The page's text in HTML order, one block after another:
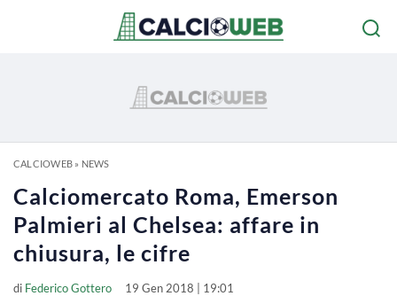
CALCIOWEB» NEWS
Calciomercato Roma, Emerson
Palmieri al Chelsea: affare in
chiusura, le cifre
di Federico Gottero 19 Gen 2018 | 19:01